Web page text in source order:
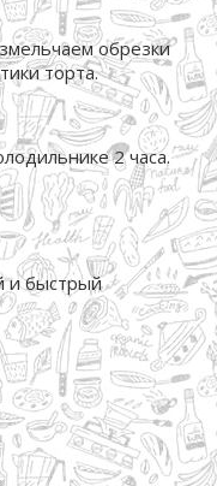
обрезки
торта.
2 часа.
и быстрый